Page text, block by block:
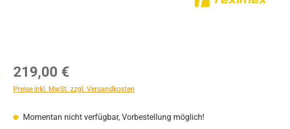
Regulärer Preis:
219,00 €
Preise inkl. MwSt. zzgl. Versandkosten
Momentan nicht verfügbar, Vorbestellung möglich!